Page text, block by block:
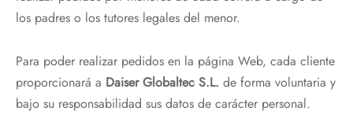
los padres o los tutores legales del menor.
Para poder realizar pedidos en la página Web, cada cliente
proporcionará a Daiser Globaltec S.L. de forma voluntaria y
bajo su responsabilidad sus datos de carácter personal.